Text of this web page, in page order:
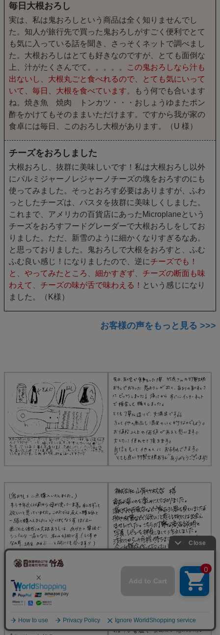
毎日大根おろし
実は、私は鬼おろしという商品は全く知りませんでし
た。知人が旅行先で買った鬼おろしがすごく便利でとて
も気に入っている話を聞き、さっそくネットで調べまし
た。大根おろしはとても好きなのですが、とても面倒な
上、汁がたくさんでて。。。。。
この鬼おろしなら汁も
出ないし、大根丸ごと食べれるので、とても気にいって
いて、毎日、大根を食べています。
もう何でも合います
ね。焼き魚 焼肉 トンカツ・・・おしょうゆまたポン
酢をかけてもそのままいただけます。ですから我が家の
食卓には毎日、このおろし大根があります。（U 様）
チーズをおろしました
大根おろし、抜群に美味しいです！私は大根おろし以外
にパルミジャーノレジャーノチーズの塊をおろすのにも
使ってみました。そっとおろす必要はありますが、ふわ
っとしたチーズは、パスタを抜群に美味しくしました。
これまで、アメリカの百貨店にあったMicroplaneという
チーズをおろすフードグレーダーで大根おろしをしてお
りました。ただ、新雪のように細かくなりすぎるなあ。
と思っておりました。鬼おろしで大根をおろすと、ふむ
ふむ良い感じ！になりましたので、逆にチーズでも！
と、やってみたところ、細かすぎず、チーズの断面も味
わえて、チーズの味が舌で味わえる！ という感じになり
ました。（K様）
お客様の声をもっと見る >>>